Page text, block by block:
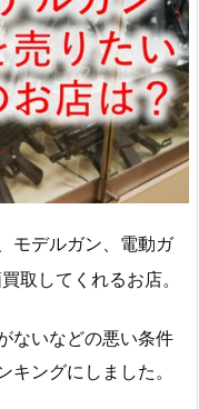
モデルガン、電動ガ
取してくれるお店。
ないなどの悪い条件
ングにしました。